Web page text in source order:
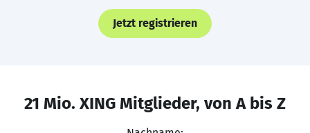
Jetzt registrieren
21 Mio. XING Mitglieder, von A bis Z